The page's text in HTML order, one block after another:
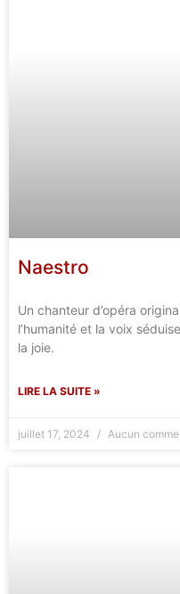
Naestro
Un chanteur d’opéra
l’humanité et la voix
la joie.
LIRE LA SUITE »
juillet 17, 2024 Aucun